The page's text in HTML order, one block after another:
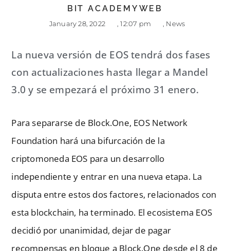
BIT ACADEMYWEB
January 28, 2022 12:07 pm News
La nueva versión de EOS tendrá dos fases
con actualizaciones hasta llegar a Mandel
3.0 y se empezará el próximo 31 enero.
Para separarse de Block.One, EOS Network
Foundation hará una bifurcación de la
criptomoneda EOS para un desarrollo
independiente y entrar en una nueva etapa. La
disputa entre estos dos factores, relacionados con
esta blockchain, ha terminado. El ecosistema EOS
decidió por unanimidad, dejar de pagar
recompensas en bloque a Block.One desde el 8 de